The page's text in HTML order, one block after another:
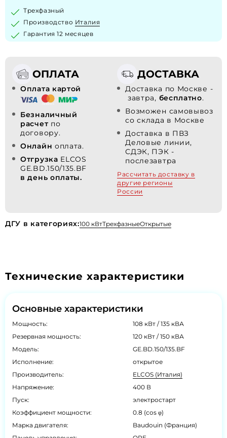
Трехфазный
Производство Италия
Гарантия 12 месяцев
ОПЛАТА
Оплата картой
Безналичный
расчет по
договору.
Онлайн оплата.
Отгрузка ELCOS
GE.BD.150/135.BF
в день оплаты.
ДОСТАВКА
Доставка по Москве -
завтра, бесплатно.
Возможен самовывоз
со склада в Москве
Доставка в ПВЗ
Деловые линии,
СДЭК, ПЭК -
послезавтра
Рассчитать доставку в
другие регионы
России
ДГУ в категориях:100 кВтТрехфазныеОткрытые
Технические характеристики
Основные характеристики
Мощность:
108 кВт / 135 кВА
Резервная мощность:
120 кВт / 150 кВА
Модель:
GE.BD.150/135.BF
Исполнение:
открытое
Производитель:
ELCOS (Италия)
Напряжение:
400 В
Пуск:
электростарт
Коэффициент мощности:
0.8 (cos φ)
Марка двигателя:
Baudouin (Франция)